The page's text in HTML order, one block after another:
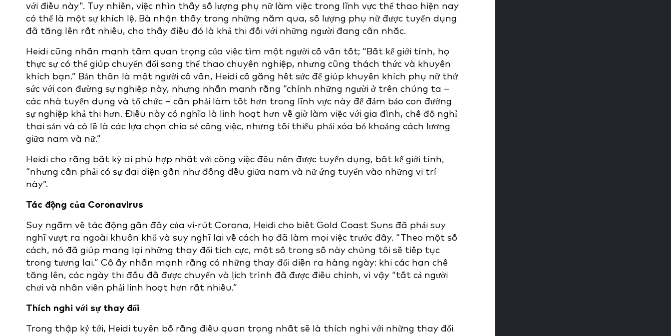
với điều này". Tuy nhiên, việc nhìn thấy số lượng phụ nữ làm việc trong lĩnh vực thể thao hiện nay
có thể là một sự khích lệ. Bà nhận thấy trong những năm qua, số lượng phụ nữ được tuyển dụng
đã tăng lên rất nhiều, cho thấy điều đó là khả thi đối với những người đang cân nhắc.
Heidi cũng nhấn mạnh tầm quan trọng của việc tìm một người cố vấn tốt; “Bất kể giới tính, họ
thực sự có thể giúp chuyển đổi sang thể thao chuyên nghiệp, nhưng cũng thách thức và khuyến
khích bạn.” Bản thân là một người cố vấn, Heidi cố gắng hết sức để giúp khuyến khích phụ nữ thử
sức với con đường sự nghiệp này, nhưng nhấn mạnh rằng “chính những người ở trên chúng ta –
các nhà tuyển dụng và tổ chức – cần phải làm tốt hơn trong lĩnh vực này để đảm bảo con đường
sự nghiệp khả thi hơn. Điều này có nghĩa là linh hoạt hơn về giờ làm việc với gia đình, chế độ nghỉ
thai sản và có lẽ là các lựa chọn chia sẻ công việc, nhưng tối thiểu phải xóa bỏ khoảng cách lương
giữa nam và nữ.”
Heidi cho rằng bất kỳ ai phù hợp nhất với công việc đều nên được tuyển dụng, bất kể giới tính,
“nhưng cần phải có sự đại diện gần như đồng đều giữa nam và nữ ứng tuyển vào những vị trí
này”.
Tác động của Coronavirus
Suy ngẫm về tác động gần đây của vi-rút Corona, Heidi cho biết Gold Coast Suns đã phải suy
nghĩ vượt ra ngoài khuôn khổ và suy nghĩ lại về cách họ đã làm mọi việc trước đây. “Theo một số
cách, nó đã giúp mang lại những thay đổi tích cực, một số trong số này chúng tôi sẽ tiếp tục
trong tương lai.” Cô ấy nhấn mạnh rằng có những thay đổi diễn ra hàng ngày: khi các hạn chế
tăng lên, các ngày thi đấu đã được chuyển và lịch trình đã được điều chỉnh, vì vậy “tất cả người
chơi và nhân viên phải linh hoạt hơn rất nhiều.”
Thích nghi với sự thay đổi
Trong thập kỷ tới, Heidi tuyên bố rằng điều quan trọng nhất sẽ là thích nghi với những thay đổi